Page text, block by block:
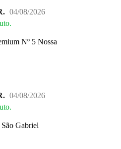
04/08/2026
Nº 5 Nossa
04/08/2026
Gabriel